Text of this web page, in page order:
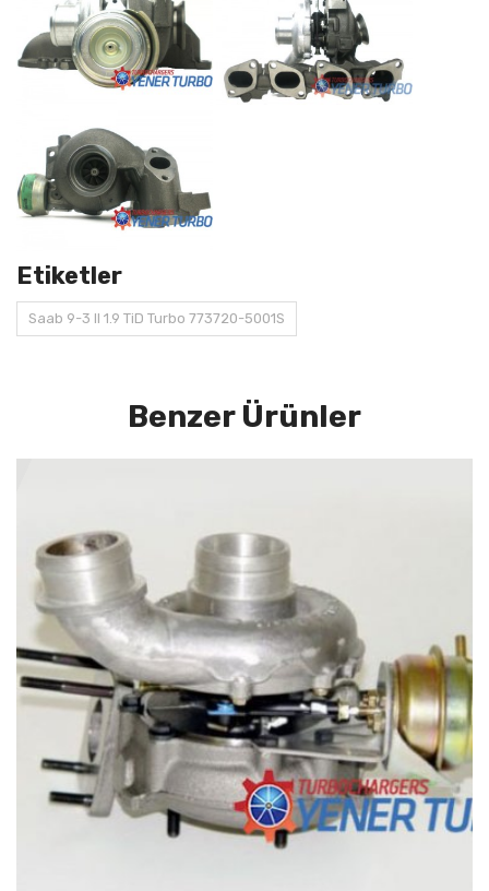
Etiketler
Saab 9-3 II 1.9 TiD Turbo 773720-5001S
Benzer Ürünler